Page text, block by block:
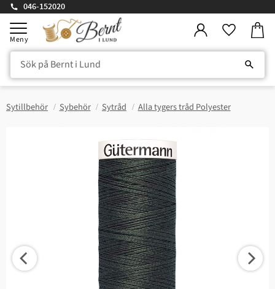
Meny
046-152020
Sytillbehör Sybehör Sytråd Alla tygers tråd Polyester